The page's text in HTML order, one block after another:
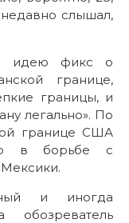
слышал,
идею фикс о
границе,
границы, и
легально». По
границе США
в борьбе с
и иногда
обозреватель